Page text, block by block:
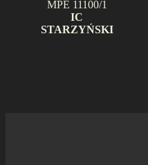
MPE 11100/1
IC
STARZYŃSKI